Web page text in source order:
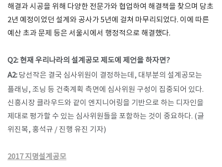
해결과 시공을 위해 다양한 전문가와 협업하여 해결책을 찾으며 당초
2년 예정이었던 설계와 공사가 5년에 걸쳐 마무리되었다. 이에 따른
예산 초과 문제 등은 서울시에서 행정적으로 해결했다.
Q2: 현재 우리나라의 설계공모 제도에 제언을 하자면?​
A2: 당선작은 결국 심사위원이 결정하는데, 대부분의 설계공모는
플래닝, 조닝 등 건축계획 측면에 심사위원 구성이 집중되어 있다.
신흥시장 클라우드와 같이 엔지니어링을 기반으로 하는 디자인을
제대로 평가할 수 있는 심사위원들을 포함하는 것이 중요하다. (글
위진복, 홍석규 / 진행 유진 기자)
2017 지명설계공모